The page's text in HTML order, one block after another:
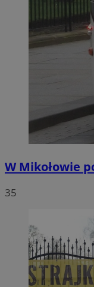
W Mikołowie
35